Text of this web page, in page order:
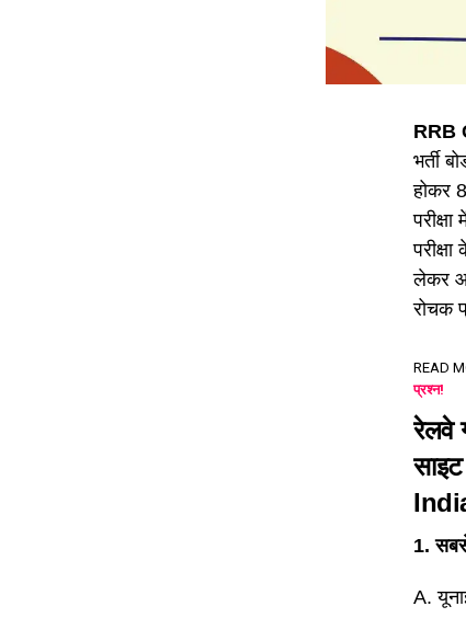
RRB
भर्ती
होकर
लेकर आ
रोचक
READ
प्रश्न!
रेलवे
1.
A.